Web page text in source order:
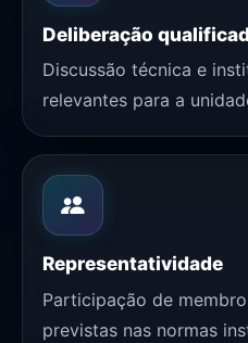
Deliberação
Discussão técnica e
relevantes para a
Representatividade
Participação de
previstas nas normas